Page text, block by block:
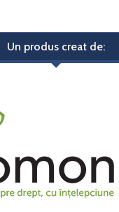
Un produs creat de: